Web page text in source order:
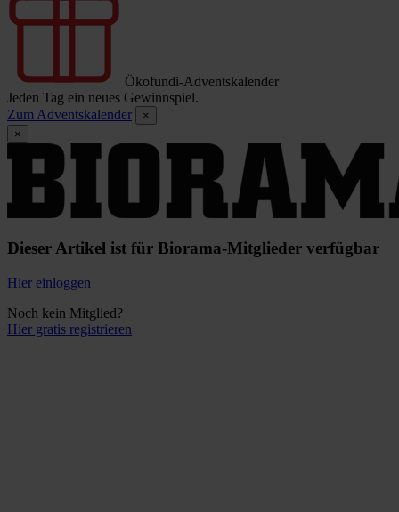
Ökofundi-Adventskalender
Jeden Tag ein neues Gewinnspiel.
Zum Adventskalender
×
×
Dieser Artikel ist für Biorama-Mitglieder verfügbar
Hier einloggen
Noch kein Mitglied?
Hier gratis registrieren